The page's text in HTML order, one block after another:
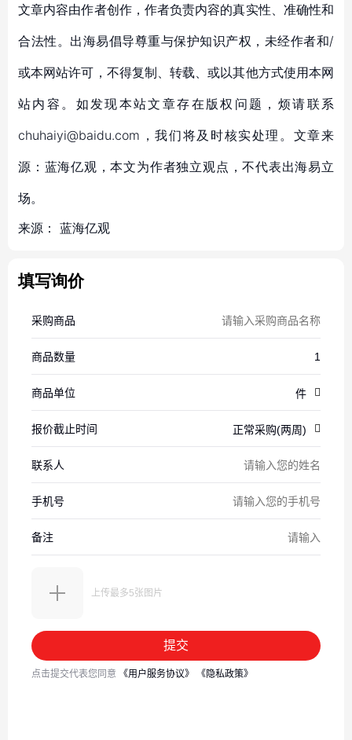
文章内容由作者创作，作者负责内容的真实性、准确性和
合法性。出海易倡导尊重与保护知识产权，未经作者和/
或本网站许可，不得复制、转载、或以其他方式使用本网
站内容。如发现本站文章存在版权问题，烦请联系
chuhaiyi@baidu.com，我们将及时核实处理。文章来
源：蓝海亿观，本文为作者独立观点，不代表出海易立
场。
来源： 蓝海亿观
填写询价